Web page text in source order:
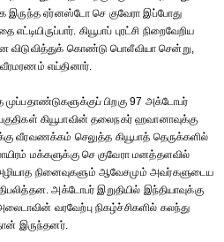
இருந்த ஏர்னஸ்டோ செ குவேரா இப்போது
கியூபாப் புரட்சி நிறைவேறிய
விடுவித்துக் கொண்டு பொலீவியா சென்று,
வீரமரணம் எய்தினார்.
முப்பதாண்டுகளுக்குப் பிறகு 97 அக்டோபர்
கியூபாவின் தலைநகர் ஹவானாவுக்கு
வீரவணக்கம் செலுத்த கியூபாத் தெருக்களில்
மக்களுக்கு செ குவேரா மனத்தளவில்
நினைவுகளும் ஆவேசமும் அவர்களுடைய
அக்டோபர் இறுதியில் இந்தியாவுக்கு
வரவேற்பு நிகழ்ச்சிகளில் கலந்து
இருந்தனர்.